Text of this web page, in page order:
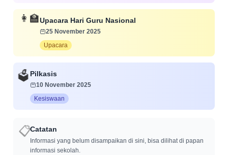
👩‍🏫Upacara Hari Guru Nasional
25 November 2025
Upacara
🗳️ Pilkasis
10 November 2025
Kesiswaan
📋Catatan
Informasi yang belum disampaikan di sini, bisa dilihat di papan
informasi sekolah.